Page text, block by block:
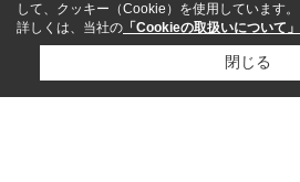
して、クッキー（Cookie）を使用しています。
詳しくは、当社の 「Cookieの取扱いについて」
閉じる